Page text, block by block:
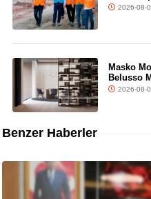
2026-08-
Masko
Belusso
2026-08-
Benzer Haberler